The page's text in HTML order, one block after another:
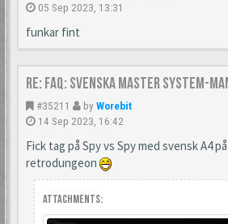
05 Sep 2023, 13:31
funkar fint
Re: FAQ: Svenska Master System-
#35211 by Worebit
14 Sep 2023, 16:42
Fick tag på Spy vs Spy med svensk A4
retrodungeon
Attachments: